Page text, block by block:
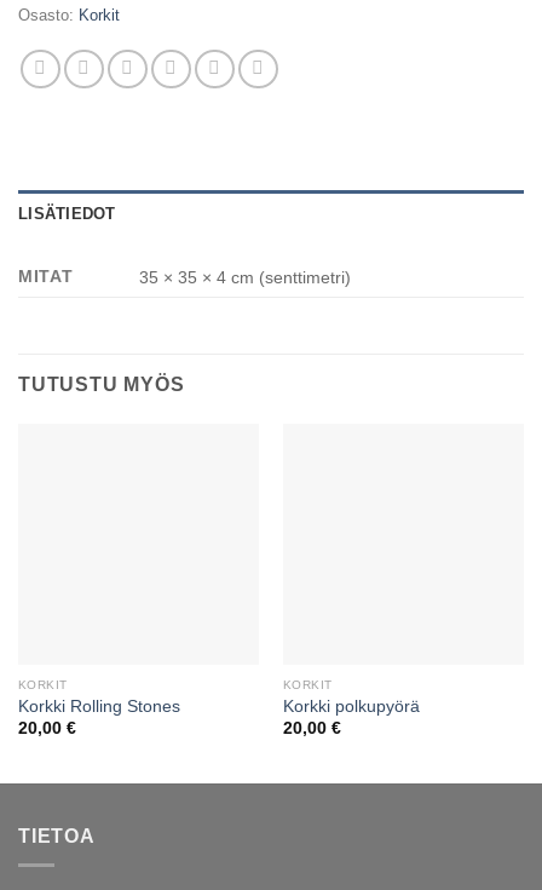
Osasto: Korkit
LISÄTIEDOT
MITAT 35 × 35 × 4 cm (senttimetri)
TUTUSTU MYÖS
KORKIT
Korkki Rolling Stones
20,00 €
KORKIT
Korkki polkupyörä
20,00 €
TIETOA